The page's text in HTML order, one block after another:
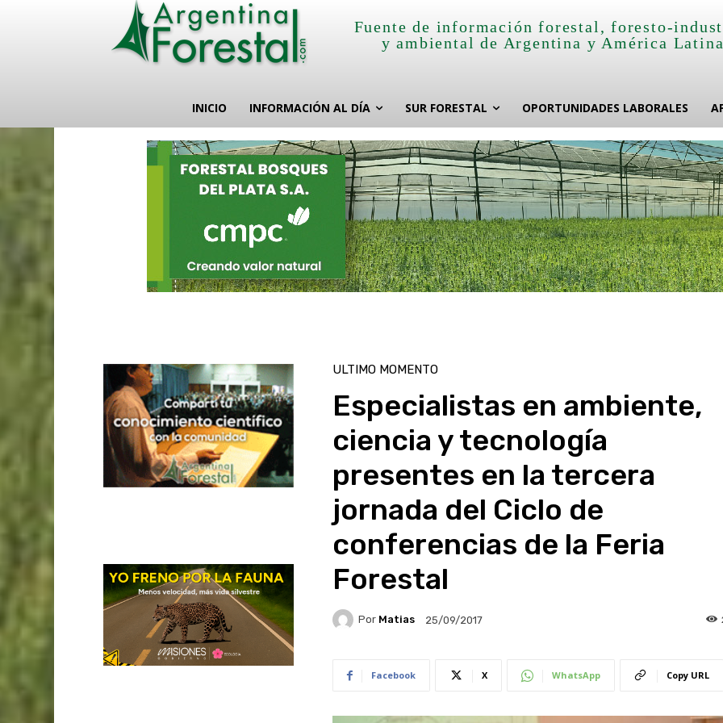
Fuente de información forestal, foresto-
y ambiental de Argentina y América
INICIO INFORMACIÓN AL DÍA SUR FORESTAL OPORTUNIDADES LABORALES
ULTIMO MOMENTO
Especialistas en ambiente,
ciencia y tecnología
presentes en la tercera
jornada del Ciclo de
conferencias de la Feria
Forestal
Por Matias 25/09/2017
Facebook X WhatsApp Copy URL